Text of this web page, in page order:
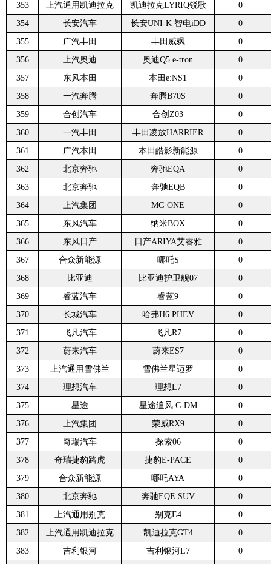
353
上汽通用凯迪拉克 凯迪拉克LYRIQ锐歌
0
354
长安汽车 长安UNI-K 智电iDD
0
355
广汽丰田 丰田威飒
0
356
上汽奥迪 奥迪Q5 e-tron
0
357
东风本田 本田e:NS1
0
358
一汽奔腾 奔腾B70S
0
359
合创汽车 合创Z03
0
360
一汽丰田 丰田凌放HARRIER
0
361
广汽本田 本田皓影新能源
0
362
北京奔驰 奔驰EQA
0
363
北京奔驰 奔驰EQB
0
364
上汽集团 MG ONE
0
365
东风汽车 纳米BOX
0
366
东风日产 日产ARIYA艾睿雅
0
367
合众新能源 哪吒S
0
368
比亚迪 比亚迪护卫舰07
0
369
睿蓝汽车 睿蓝9
0
370
长城汽车 哈弗H6 PHEV
0
371
飞凡汽车 飞凡R7
0
372
蔚来汽车 蔚来ES7
0
373
上汽通用雪佛兰 雪佛兰星迈罗
0
374
理想汽车 理想L7
0
375
星途 星途追风 C-DM
0
376
上汽集团 荣威RX9
0
377
奇瑞汽车 探索06
0
378
奇瑞捷豹路虎 捷豹E-PACE
0
379
合众新能源 哪吒AYA
0
380
北京奔驰 奔驰EQE SUV
0
381
上汽通用别克 别克E4
0
382
上汽通用凯迪拉克 凯迪拉克GT4
0
383
吉利银河 吉利银河L7
0